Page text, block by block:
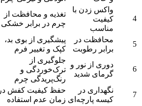
4
واکس زدن با
کیفیت
مناسب
تغذیه و محافظت از
چرم در برابر خشکی
5
محافظت در
برابر رطوبت
پیشگیری از بوی بد،
کپک و تغییر فرم
6
دوری از نور و
گرمای شدید
جلوگیری از
ترک‌خوردگی و
رنگ‌پریدگی چرم
7
نگهداری در
کیسه پارچه‌ای
حفظ کیفیت کفش در
زمان عدم استفاده